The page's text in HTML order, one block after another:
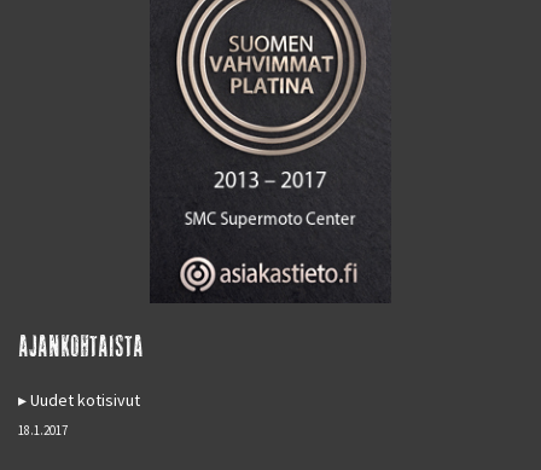
AJANKOHTAISTA
Uudet kotisivut
18.1.2017